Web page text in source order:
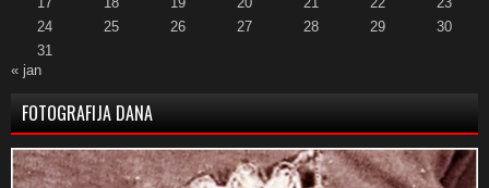
24
25 26 27 28 29
30
31
« jan
FOTOGRAFIJA DANA